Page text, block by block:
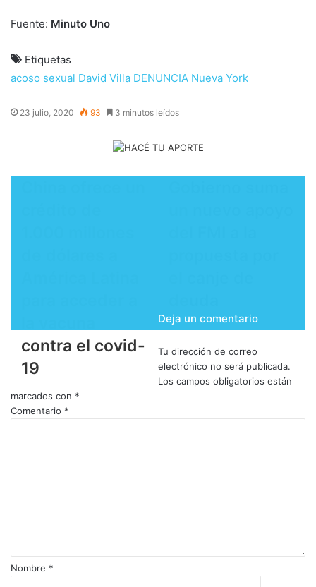
Fuente: Minuto Uno
Etiquetas
acoso sexual David Villa DENUNCIA Nueva York
23 julio, 2020 93 3 minutos leídos
contra el covid-
19
Deja un comentario
Tu dirección de correo
electrónico no será publicada.
Los campos obligatorios están
marcados con *
Comentario *
Nombre *